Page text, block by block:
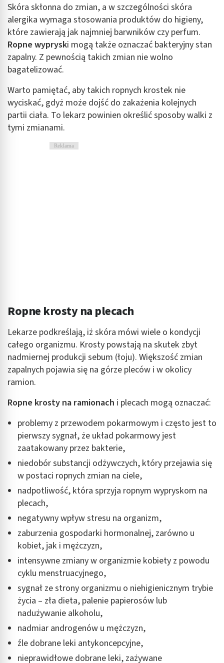
Skóra skłonna do zmian, a w szczególności skóra
alergika wymaga stosowania produktów do higieny,
które zawierają jak najmniej barwników czy perfum.
Ropne wypryski mogą także oznaczać bakteryjny stan
zapalny. Z pewnością takich zmian nie wolno
bagatelizować.
Warto pamiętać, aby takich ropnych krostek nie
wyciskać, gdyż może dojść do zakażenia kolejnych
partii ciała. To lekarz powinien określić sposoby walki z
tymi zmianami.
Reklama
Ropne krosty na plecach
Lekarze podkreślają, iż skóra mówi wiele o kondycji
całego organizmu. Krosty powstają na skutek zbyt
nadmiernej produkcji sebum (łoju). Większość zmian
zapalnych pojawia się na górze pleców i w okolicy
ramion.
Ropne krosty na ramionach i plecach mogą oznaczać:
problemy z przewodem pokarmowym i często jest to
pierwszy sygnał, że układ pokarmowy jest
zaatakowany przez bakterie,
niedobór substancji odżywczych, który przejawia się
w postaci ropnych zmian na ciele,
nadpotliwość, która sprzyja ropnym wypryskom na
plecach,
negatywny wpływ stresu na organizm,
zaburzenia gospodarki hormonalnej, zarówno u
kobiet, jak i mężczyzn,
intensywne zmiany w organizmie kobiety z powodu
cyklu menstruacyjnego,
sygnał ze strony organizmu o niehigienicznym trybie
życia – zła dieta, palenie papierosów lub
nadużywanie alkoholu,
nadmiar androgenów u mężczyzn,
źle dobrane leki antykoncepcyjne,
nieprawidłowe dobrane leki, zażywane